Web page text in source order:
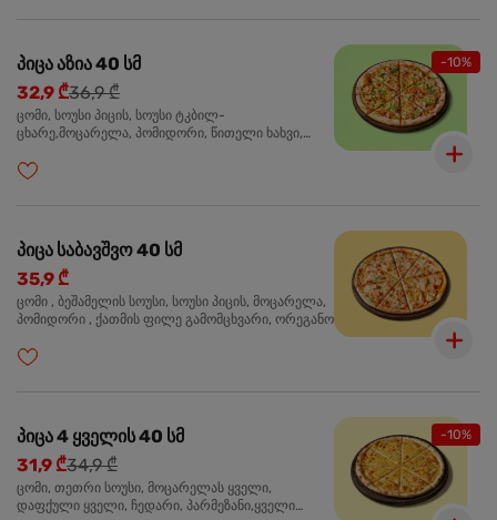
-10%
პიცა აზია 40 სმ
32,9 ₾36,9 ₾
ცომი, სოუსი პიცის, სოუსი ტკბილ-
ცხარე,მოცარელა, პომიდორი, წითელი ხახვი,
სეზამის მარცვლის ნაზავი, ქინძი, ორეგანო
პიცა საბავშვო 40 სმ
35,9 ₾
ცომი , ბეშამელის სოუსი, სოუსი პიცის, მოცარელა,
პომიდორი , ქათმის ფილე გამომცხვარი, ორეგანო
-10%
პიცა 4 ყველის 40 სმ
31,9 ₾34,9 ₾
ცომი, თეთრი სოუსი, მოცარელას ყველი,
დაფქული ყველი, ჩედარი, პარმეზანი,ყველი